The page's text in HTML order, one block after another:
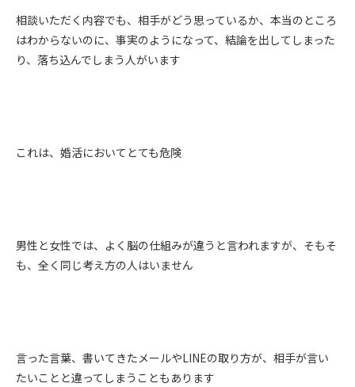
相談いただく内容でも、相手がどう思っているか、本当のところ
はわからないのに、事実のようになって、結論を出してしまった
り、落ち込んでしまう人がいます
これは、婚活においてとても危険
男性と女性では、よく脳の仕組みが違うと言われますが、そもそ
も、全く同じ考え方の人はいません
言った言葉、書いてきたメールやLINEの取り方が、相手が言い
たいことと違ってしまうこともあります